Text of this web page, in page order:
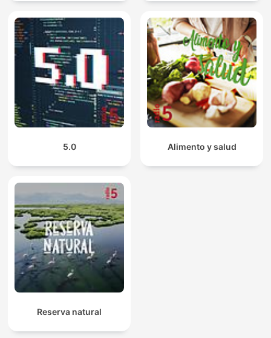
5.0 Alimento y salud
Reserva natural